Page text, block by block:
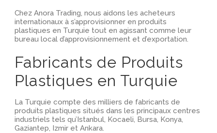
Chez Anora Trading, nous aidons les acheteurs
internationaux à s’approvisionner en produits
plastiques en Turquie tout en agissant comme leur
bureau local d’approvisionnement et d’exportation.
Fabricants de Produits
Plastiques en Turquie
La Turquie compte des milliers de fabricants de
produits plastiques situés dans les principaux centres
industriels tels qu’Istanbul, Kocaeli, Bursa, Konya,
Gaziantep, Izmir et Ankara.